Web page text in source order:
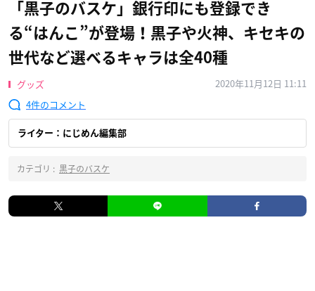
「黒子のバスケ」銀行印にも登録でき
る“はんこ”が登場！黒子や火神、キセキの
世代など選べるキャラは全40種
グッズ
2020年11月12日 11:11
4
ライター：にじめん編集部
カテゴリ : 黒子のバスケ